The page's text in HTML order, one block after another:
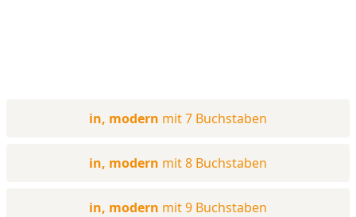
in, modern mit 7 Buchstaben
in, modern mit 8 Buchstaben
in, modern mit 9 Buchstaben